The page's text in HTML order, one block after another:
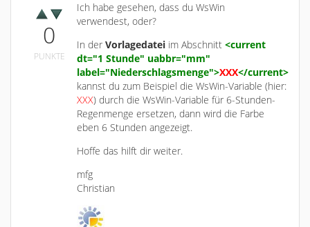
0
PUNKTE
Ich habe gesehen, dass du WsWin
verwendest, oder?
In der Vorlagedatei im Abschnitt <current
dt="1 Stunde" uabbr="mm"
label="Niederschlagsmenge">XXX</current>
kannst du zum Beispiel die WsWin-Variable (hier:
XXX) durch die WsWin-Variable für 6-Stunden-
Regenmenge ersetzen, dann wird die Farbe
eben 6 Stunden angezeigt.
Hoffe das hilft dir weiter.
mfg
Christian